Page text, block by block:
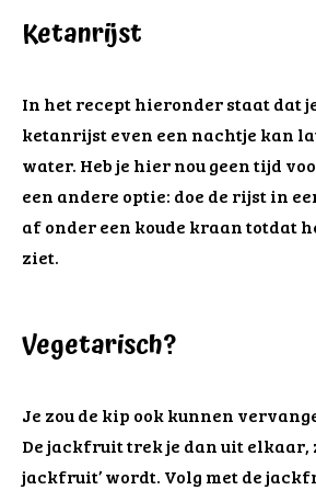
Ketanrijst
In het recept hieronder staat dat
ketanrijst even een nachtje kan
water. Heb je hier nou geen tijd
een andere optie: doe de rijst in
af onder een koude kraan totdat
ziet.
Vegetarisch?
Je zou de kip ook kunnen
De jackfruit trek je dan uit elkaar,
jackfruit’ wordt. Volg met de